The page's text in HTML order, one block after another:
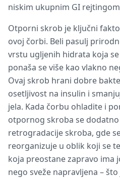
niskim ukupnim GI
Otporni skrob je ključni
ovoj čorbi. Beli pasulj
vrstu ugljenih hidrata koja
ponaša se više kao vlakno
Ovaj skrob hrani dobre
osetljivost na insulin i
jela. Kada čorbu ohladite i
otpornog skroba se
retrogradacije skroba, gde
reorganizuje u oblik koji se
koja preostane zapravo ima
nego sveže napravljena –